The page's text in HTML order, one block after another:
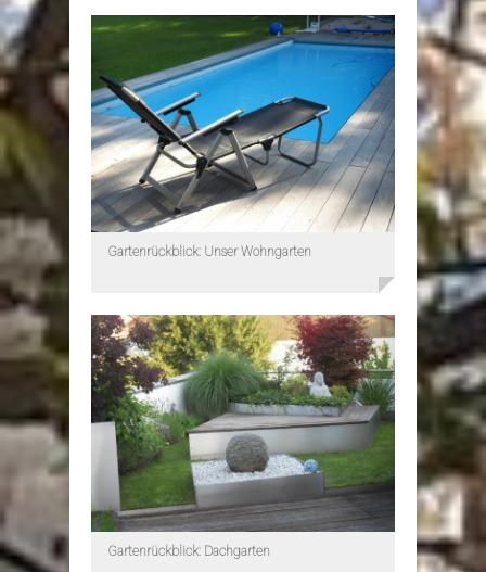
Gartenrückblick: Unser Wohngarten
Gartenrückblick: Dachgarten